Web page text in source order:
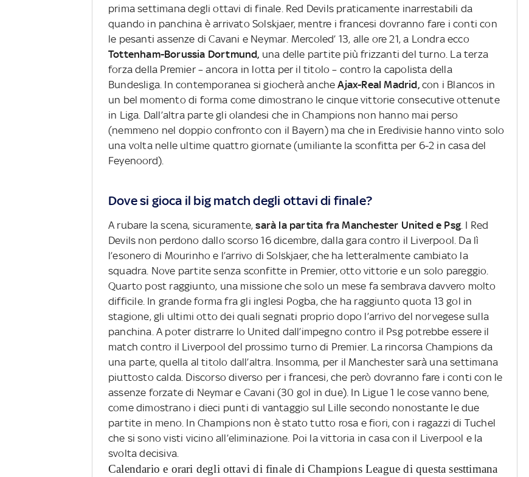
prima settimana degli ottavi di finale. Red Devils praticamente inarrestabili da
quando in panchina è arrivato Solskjaer, mentre i francesi dovranno fare i conti con
le pesanti assenze di Cavani e Neymar. Mercoled’ 13, alle ore 21, a Londra ecco
Tottenham-Borussia Dortmund, una delle partite più frizzanti del turno. La terza
forza della Premier – ancora in lotta per il titolo – contro la capolista della
Bundesliga. In contemporanea si giocherà anche Ajax-Real Madrid,con i Blancos in
un bel momento di forma come dimostrano le cinque vittorie consecutive ottenute
in Liga. Dall’altra parte gli olandesi che in Champions non hanno mai perso
(nemmeno nel doppio confronto con il Bayern) ma che in Eredivisie hanno vinto solo
una volta nelle ultime quattro giornate (umiliante la sconfitta per 6-2 in casa del
Feyenoord).
Dove si gioca il big match degli ottavi di finale?
A rubare la scena, sicuramente, sarà la partita fra Manchester United e Psg . I Red
Devils non perdono dallo scorso 16 dicembre, dalla gara contro il Liverpool. Da lì
l’esonero di Mourinho e l’arrivo di Solskjaer, che ha letteralmente cambiato la
squadra. Nove partite senza sconfitte in Premier, otto vittorie e un solo pareggio.
Quarto post raggiunto, una missione che solo un mese fa sembrava davvero molto
difficile. In grande forma fra gli inglesi Pogba, che ha raggiunto quota 13 gol in
stagione, gli ultimi otto dei quali segnati proprio dopo l’arrivo del norvegese sulla
panchina. A poter distrarre lo United dall’impegno contro il Psg potrebbe essere il
match contro il Liverpool del prossimo turno di Premier. La rincorsa Champions da
una parte, quella al titolo dall’altra. Insomma, per il Manchester sarà una settimana
piuttosto calda. Discorso diverso per i francesi, che però dovranno fare i conti con le
assenze forzate di Neymar e Cavani (30 gol in due). In Ligue 1 le cose vanno bene,
come dimostrano i dieci punti di vantaggio sul Lille secondo nonostante le due
partite in meno. In Champions non è stato tutto rosa e fiori, con i ragazzi di Tuchel
che si sono visti vicino all’eliminazione. Poi la vittoria in casa con il Liverpool e la
svolta decisiva.
Calendario e orari degli ottavi di finale di Champions League di questa sesttimana